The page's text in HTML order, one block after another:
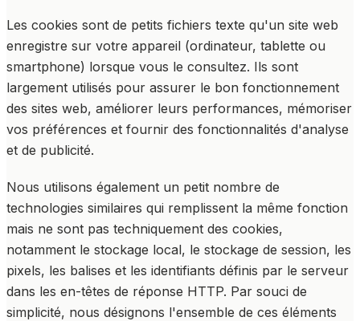
Les cookies sont de petits fichiers texte qu'un site web
enregistre sur votre appareil (ordinateur, tablette ou
smartphone) lorsque vous le consultez. Ils sont
largement utilisés pour assurer le bon fonctionnement
des sites web, améliorer leurs performances, mémoriser
vos préférences et fournir des fonctionnalités d'analyse
et de publicité.
Nous utilisons également un petit nombre de
technologies similaires qui remplissent la même fonction
mais ne sont pas techniquement des cookies,
notamment le stockage local, le stockage de session, les
pixels, les balises et les identifiants définis par le serveur
dans les en-têtes de réponse HTTP. Par souci de
simplicité, nous désignons l'ensemble de ces éléments